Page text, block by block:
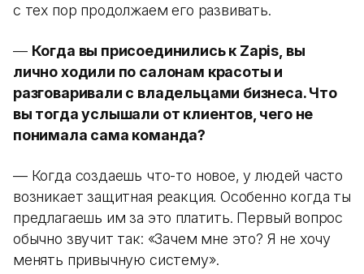
с тех пор продолжаем его развивать.
— Когда вы присоединились к Zapis, вы
лично ходили по салонам красоты и
разговаривали с владельцами бизнеса. Что
вы тогда услышали от клиентов, чего не
понимала сама команда?
— Когда создаешь что-то новое, у людей часто
возникает защитная реакция. Особенно когда ты
предлагаешь им за это платить. Первый вопрос
обычно звучит так: «Зачем мне это? Я не хочу
менять привычную систему».